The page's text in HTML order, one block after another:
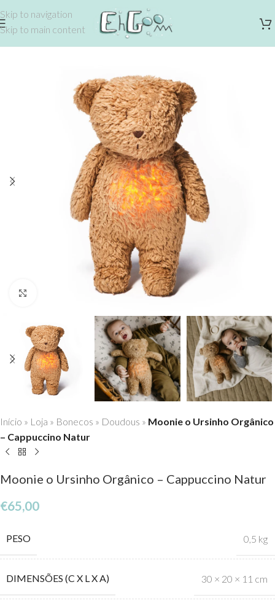
Skip to navigation
Skip to main content
Click to enlarge
Início » Loja » Bonecos » Doudous » Moonie o Ursinho Orgânico
– Cappuccino Natur
Moonie o Ursinho Orgânico – Cappuccino Natur
€65,00
PESO 0,5 kg
DIMENSÕES (C X L X A) 30 × 20 × 11 cm